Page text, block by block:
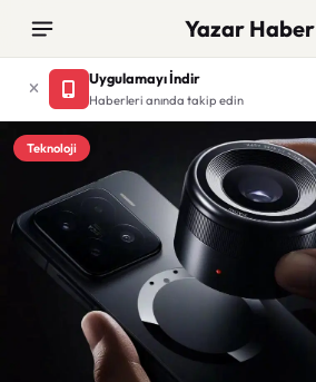
Yazar Haber
Uygulamayı İndir
Haberleri anında takip edin
Teknoloji